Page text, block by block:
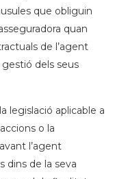
que obliguin
quan
de l’agent
dels seus
legislació aplicable a
o la
l’agent
dins de la seva